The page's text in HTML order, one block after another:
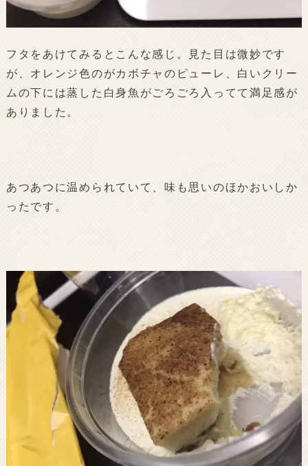
フタをあけてみるとこんな感じ。見た目は微妙です
が、オレンジ色のがカボチャのピューレ、白いクリー
ムの下には蒸した白身魚がごろごろ入ってて満足感が
ありました。
あつあつに温められていて、味も思いのほかおいしか
ったです。